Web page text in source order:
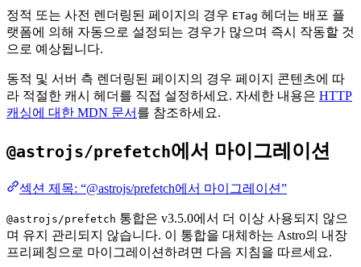
정적 또는 사전 렌더링된 페이지의 경우 ETag 헤더는 배포 플
랫폼에 의해 자동으로 설정되는 경우가 많으며 즉시 작동할 것
으로 예상됩니다.
동적 및 서버 측 렌더링된 페이지의 경우 페이지 콘텐츠에 따
라 적절한 캐시 헤더를 직접 설정하세요. 자세한 내용은 HTTP
캐싱에 대한 MDN 문서 를 참조하세요.
@astrojs/prefetch에서 마이그레이션
섹션 제목: “@astrojs/prefetch에서 마이그레이션”
@astrojs/prefetch 통합은 v3.5.0에서 더 이상 사용되지 않으
며 유지 관리되지 않습니다. 이 통합을 대체하는 Astro의 내장
프리페칭으로 마이그레이션하려면 다음 지침을 따르세요.